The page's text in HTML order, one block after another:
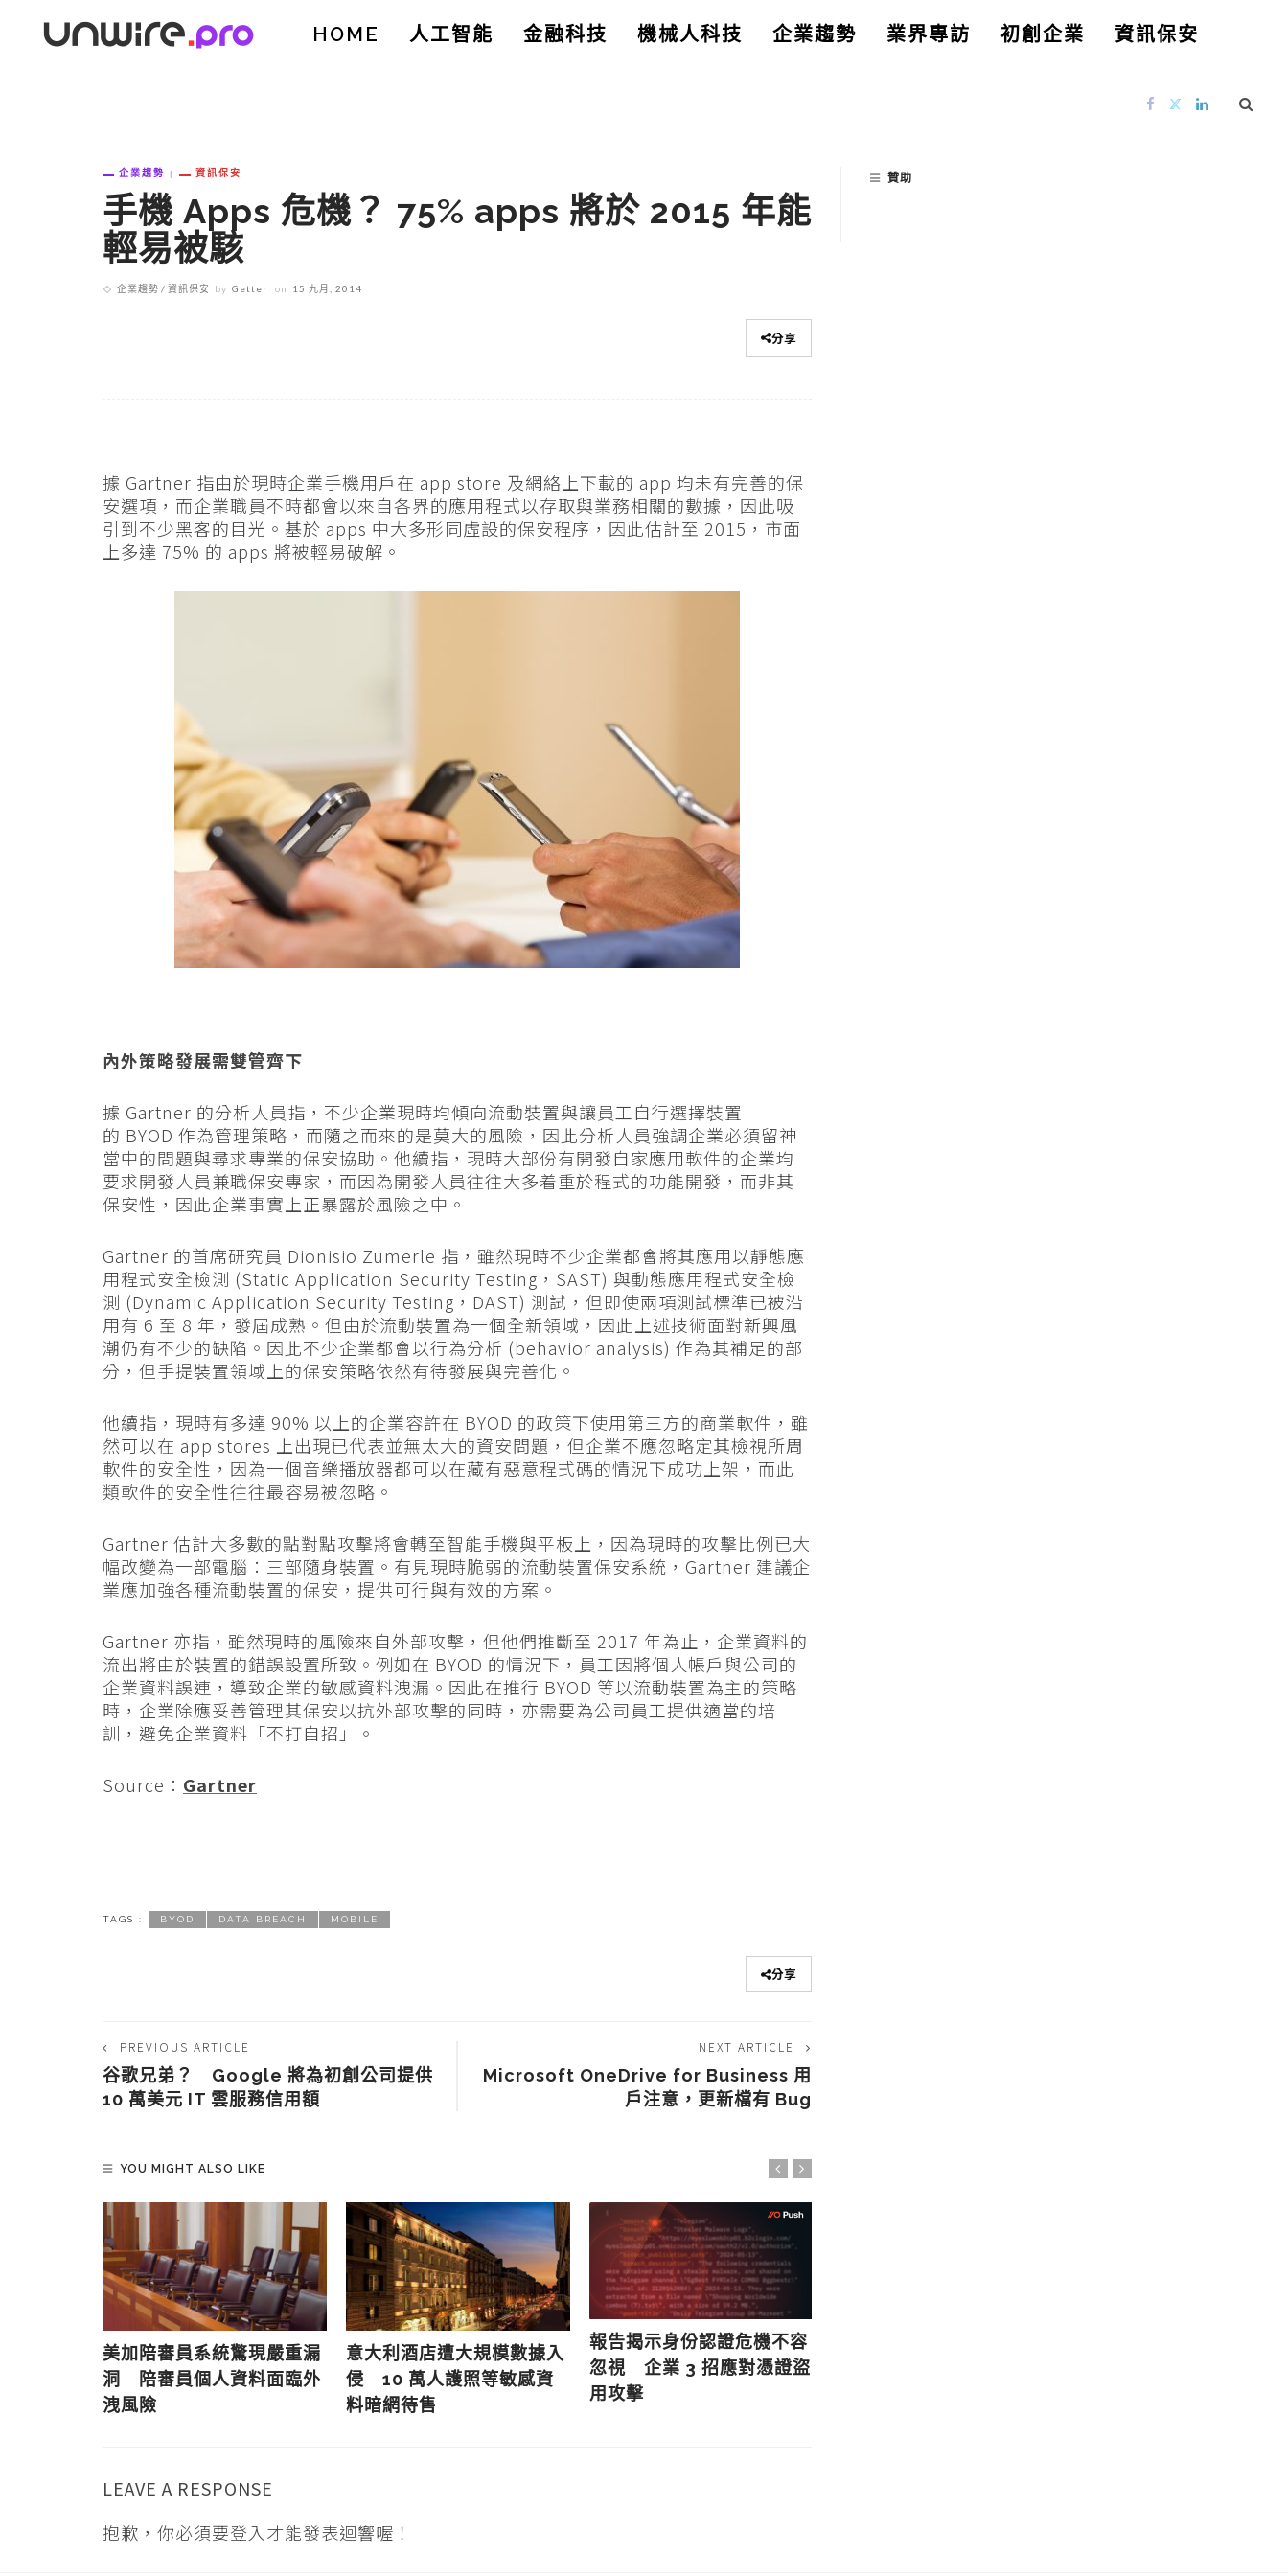
HOME 人工智能 金融科技 機械人科技 企業趨勢 業界專訪 初創企業 資訊保安
企業趨勢 資訊保安
手機 Apps 危機？ 75% apps 將於 2015 年能
輕易被駭
企業趨勢 資訊保安 by Getter on 15 九月, 2014
分享
據 Gartner 指由於現時企業手機用戶在 app store 及網絡上下載的 app 均未有完善的保
安選項，而企業職員不時都會以來自各界的應用程式以存取與業務相關的數據，因此吸
引到不少黑客的目光。基於 apps 中大多形同虛設的保安程序，因此估計至 2015，市面
上多達 75% 的 apps 將被輕易破解。
內外策略發展需雙管齊下
據 Gartner 的分析人員指，不少企業現時均傾向流動裝置與讓員工自行選擇裝置
的 BYOD 作為管理策略，而隨之而來的是莫大的風險，因此分析人員強調企業必須留神
當中的問題與尋求專業的保安協助。他續指，現時大部份有開發自家應用軟件的企業均
要求開發人員兼職保安專家，而因為開發人員往往大多着重於程式的功能開發，而非其
保安性，因此企業事實上正暴露於風險之中。
Gartner 的首席研究員 Dionisio Zumerle 指，雖然現時不少企業都會將其應用以靜態應
用程式安全檢測 (Static Application Security Testing，SAST) 與動態應用程式安全檢
測 (Dynamic Application Security Testing，DAST) 測試，但即使兩項測試標準已被沿
用有 6 至 8 年，發屆成熟。但由於流動裝置為一個全新領域，因此上述技術面對新興風
潮仍有不少的缺陷。因此不少企業都會以行為分析 (behavior analysis) 作為其補足的部
分，但手提裝置領域上的保安策略依然有待發展與完善化。
他續指，現時有多達 90% 以上的企業容許在 BYOD 的政策下使用第三方的商業軟件，雖
然可以在 app stores 上出現已代表並無太大的資安問題，但企業不應忽略定其檢視所周
軟件的安全性，因為一個音樂播放器都可以在藏有惡意程式碼的情況下成功上架，而此
類軟件的安全性往往最容易被忽略。
Gartner 估計大多數的點對點攻擊將會轉至智能手機與平板上，因為現時的攻擊比例已大
幅改變為一部電腦：三部隨身裝置。有見現時脆弱的流動裝置保安系統，Gartner 建議企
業應加強各種流動裝置的保安，提供可行與有效的方案。
Gartner 亦指，雖然現時的風險來自外部攻擊，但他們推斷至 2017 年為止，企業資料的
流出將由於裝置的錯誤設置所致。例如在 BYOD 的情況下，員工因將個人帳戶與公司的
企業資料誤連，導致企業的敏感資料洩漏。因此在推行 BYOD 等以流動裝置為主的策略
時，企業除應妥善管理其保安以抗外部攻擊的同時，亦需要為公司員工提供適當的培
訓，避免企業資料「不打自招」。
Source： Gartner
TAGS : BYOD DATA BREACH MOBILE
分享
PREVIOUS ARTICLE
谷歌兄弟？ Google 將為初創公司提供
10 萬美元 IT 雲服務信用額
NEXT ARTICLE
Microsoft OneDrive for Business 用
戶注意，更新檔有 Bug
YOU MIGHT ALSO LIKE
美加陪審員系統驚現嚴重漏
洞 陪審員個人資料面臨外
洩風險
意大利酒店遭大規模數據入
侵 10 萬人護照等敏感資
料暗網待售
報告揭示身份認證危機不容
忽視 企業 3 招應對憑證盜
用攻擊
LEAVE A RESPONSE
抱歉，你必須要登入才能發表迴響喔！
贊助